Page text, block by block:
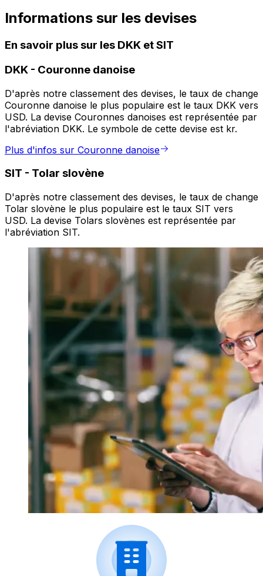
Informations sur les devises
En savoir plus sur les DKK et SIT
DKK - Couronne danoise
D'après notre classement des devises, le taux de change
Couronne danoise le plus populaire est le taux DKK vers
USD. La devise Couronnes danoises est représentée par
l'abréviation DKK. Le symbole de cette devise est kr.
Plus d'infos sur Couronne danoise
SIT - Tolar slovène
D'après notre classement des devises, le taux de change
Tolar slovène le plus populaire est le taux SIT vers
USD. La devise Tolars slovènes est représentée par
l'abréviation SIT.